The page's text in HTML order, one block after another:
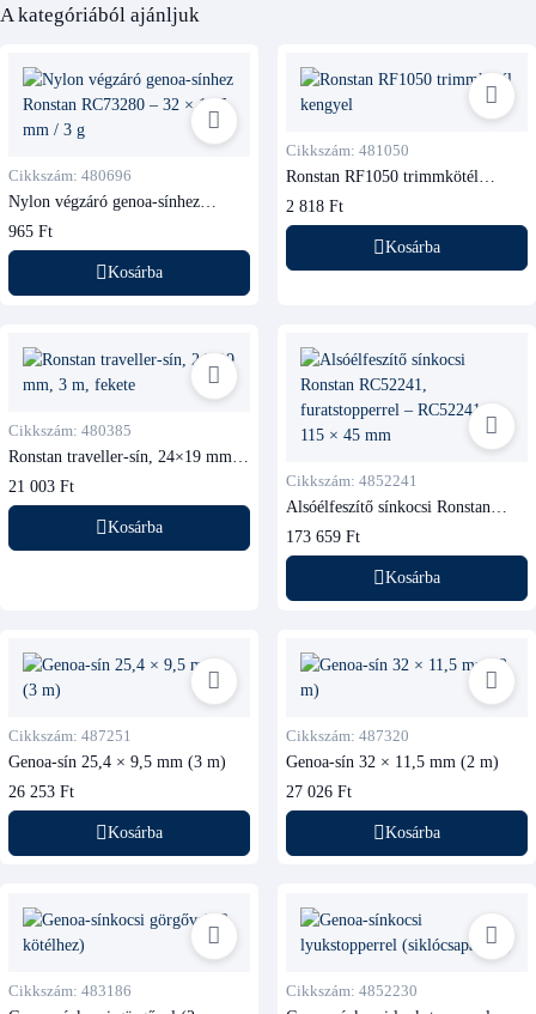
A kategóriából ajánljuk
Cikkszám: 480696
Nylon végzáró genoa-sínhez
Ronstan RC73280
965 Ft
Kosárba
Cikkszám: 481050
Ronstan RF1050 trimmkötél
kengyel
2 818 Ft
Kosárba
Cikkszám: 480385
Ronstan traveller-sín, 24×19 mm,
3 m, fekete
21 003 Ft
Kosárba
Cikkszám: 4852241
Alsóélfeszítő sínkocsi Ronstan
RC52241, furatstopperrel
173 659 Ft
Kosárba
Cikkszám: 487251
Genoa-sín 25,4 × 9,5 mm (3 m)
26 253 Ft
Kosárba
Cikkszám: 487320
Genoa-sín 32 × 11,5 mm (2 m)
27 026 Ft
Kosárba
Cikkszám: 483186 Cikkszám: 4852230